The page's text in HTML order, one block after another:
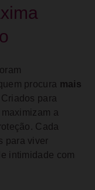
procura mais
Criados para
a
Cada
para viver
intimidade com